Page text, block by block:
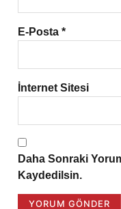
E-Posta *
İnternet Sitesi
Daha Sonraki
Kaydedilsin.